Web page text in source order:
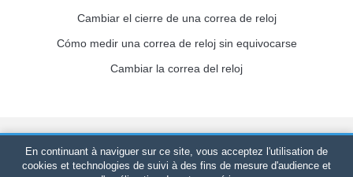
Cambiar el cierre de una correa de reloj
Cómo medir una correa de reloj sin equivocarse
Cambiar la correa del reloj
Bracelet-de-montre.com © 2026Reservados todos los derechos
SIRET: 520 247 727 000 57 -Plataforma Jurídica: BP 20075 -
En continuant à naviguer sur ce site, vous acceptez l'utilisation de
cookies et technologies de suivi à des fins de mesure d'audience et